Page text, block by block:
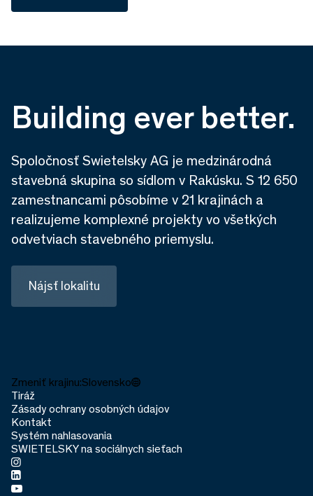
Building ever better.
Spoločnosť Swietelsky AG je medzinárodná
stavebná skupina so sídlom v Rakúsku. S 12 650
zamestnancami pôsobíme v 21 krajinách a
realizujeme komplexné projekty vo všetkých
odvetviach stavebného priemyslu.
Nájsť lokalitu
Zmeniť krajinu:Slovensko
Tiráž
Zásady ochrany osobných údajov
Kontakt
Systém nahlasovania
SWIETELSKY na sociálnych sieťach